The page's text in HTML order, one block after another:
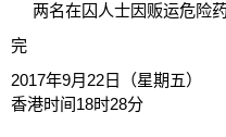
两名在囚人士因贩运危险药
完
2017年9月22日（星期五）
香港时间18时28分